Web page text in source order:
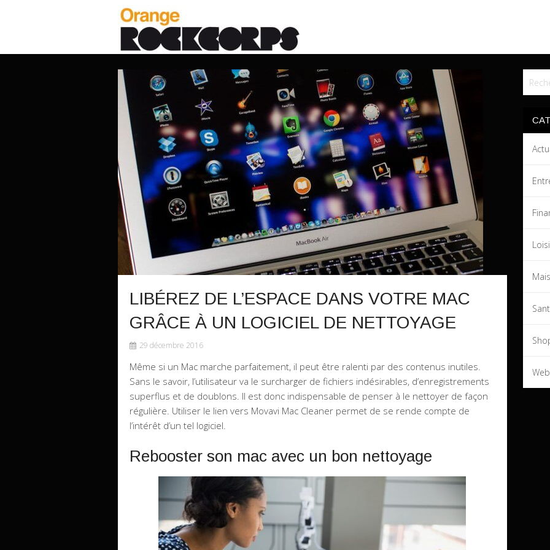
LIBÉREZ DE L’ESPACE DANS VOTRE MAC
GRÂCE À UN LOGICIEL DE NETTOYAGE
29 décembre 2016
Même si un Mac marche parfaitement, il peut être ralenti par des contenus inutiles.
Sans le savoir, l’utilisateur va le surcharger de fichiers indésirables, d’enregistrements
superflus et de doublons. Il est donc indispensable de penser à le nettoyer de façon
régulière. Utiliser le lien vers Movavi Mac Cleaner permet de se rende compte de
l’intérêt d’un tel logiciel.
Rebooster son mac avec un bon nettoyage
Web